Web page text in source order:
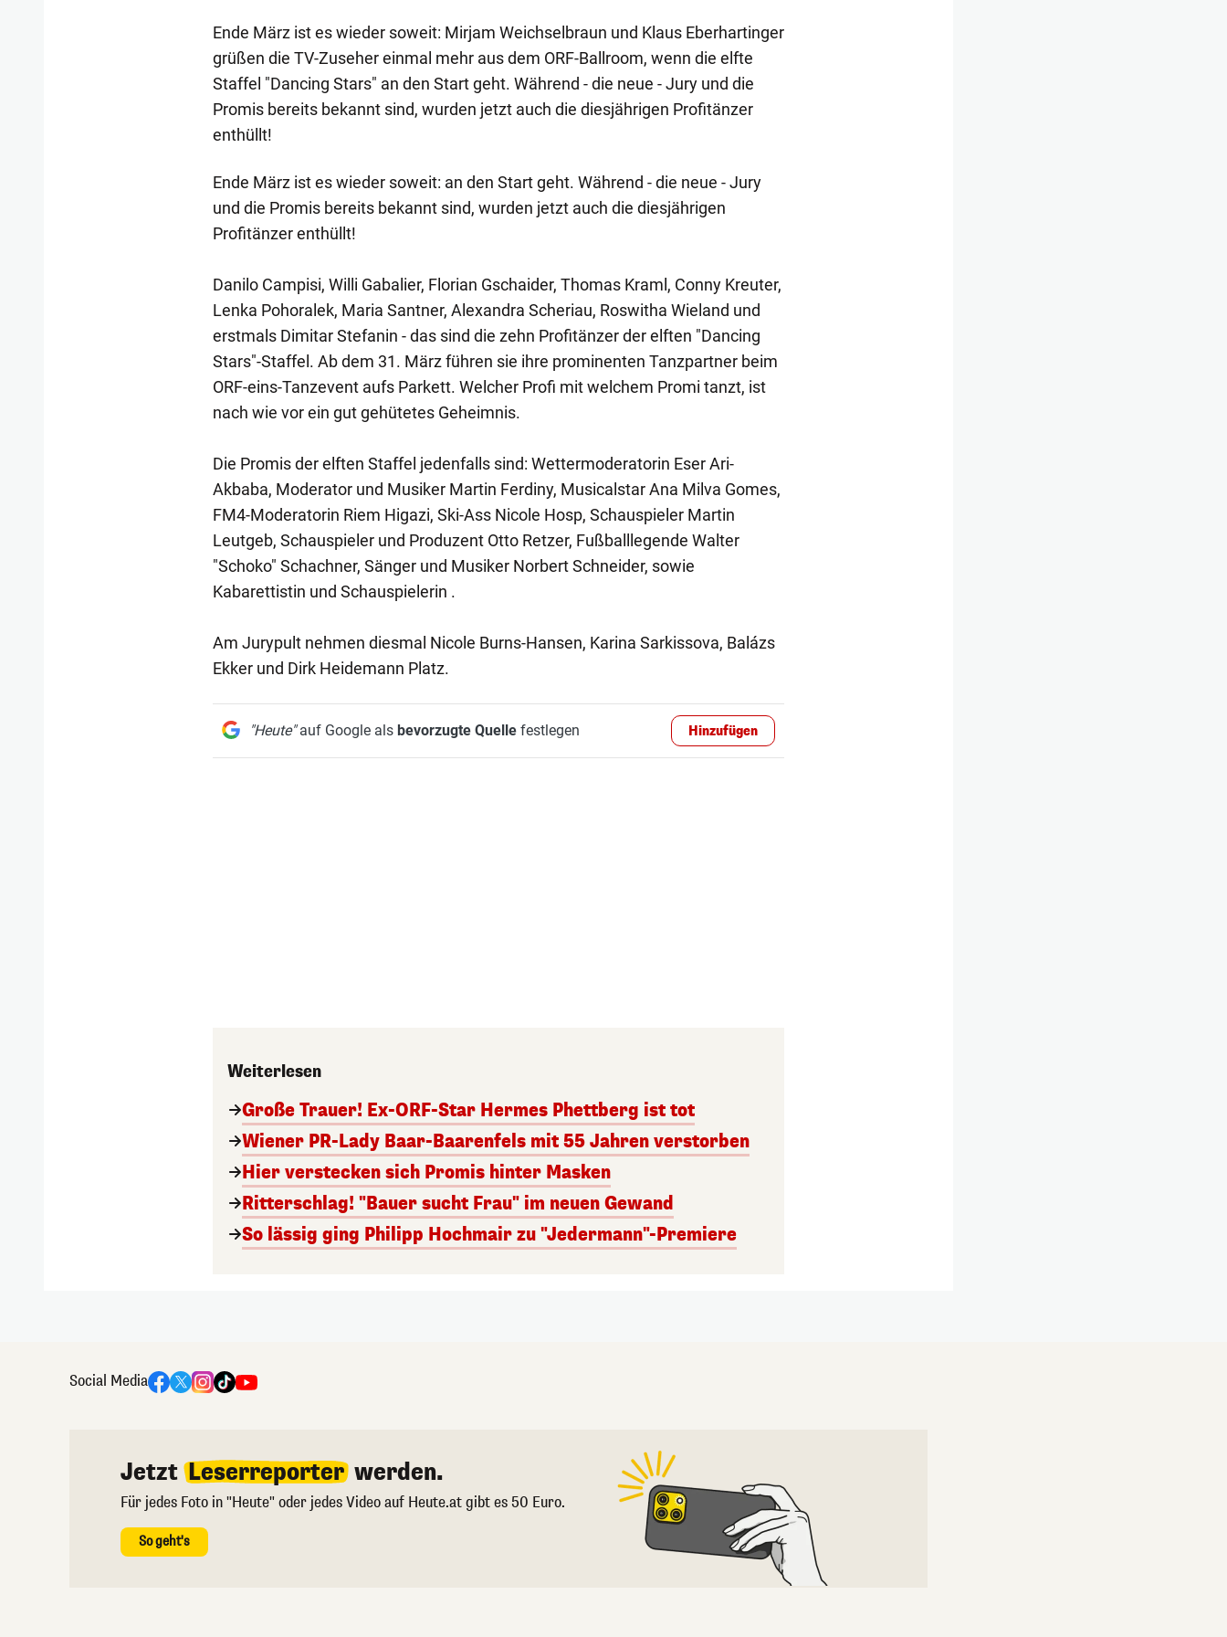
Ende März ist es wieder soweit: Mirjam Weichselbraun und Klaus Eberhartinger
grüßen die TV-Zuseher einmal mehr aus dem ORF-Ballroom, wenn die elfte
Staffel "Dancing Stars" an den Start geht. Während - die neue - Jury und die
Promis bereits bekannt sind, wurden jetzt auch die diesjährigen Profitänzer
enthüllt!
Ende März ist es wieder soweit: an den Start geht. Während - die neue - Jury
und die Promis bereits bekannt sind, wurden jetzt auch die diesjährigen
Profitänzer enthüllt!
Danilo Campisi, Willi Gabalier, Florian Gschaider, Thomas Kraml, Conny Kreuter,
Lenka Pohoralek, Maria Santner, Alexandra Scheriau, Roswitha Wieland und
erstmals Dimitar Stefanin - das sind die zehn Profitänzer der elften "Dancing
Stars"-Staffel. Ab dem 31. März führen sie ihre prominenten Tanzpartner beim
ORF-eins-Tanzevent aufs Parkett. Welcher Profi mit welchem Promi tanzt, ist
nach wie vor ein gut gehütetes Geheimnis.
Die Promis der elften Staffel jedenfalls sind: Wettermoderatorin Eser Ari-
Akbaba, Moderator und Musiker Martin Ferdiny, Musicalstar Ana Milva Gomes,
FM4-Moderatorin Riem Higazi, Ski-Ass Nicole Hosp, Schauspieler Martin
Leutgeb, Schauspieler und Produzent Otto Retzer, Fußballlegende Walter
"Schoko" Schachner, Sänger und Musiker Norbert Schneider, sowie
Kabarettistin und Schauspielerin .
Am Jurypult nehmen diesmal Nicole Burns-Hansen, Karina Sarkissova, Balázs
Ekker und Dirk Heidemann Platz.
"Heute"auf Google als bevorzugte Quellefestlegen Hinzufügen
Weiterlesen
Große Trauer! Ex-ORF-Star Hermes Phettberg ist tot
Wiener PR-Lady Baar-Baarenfels mit 55 Jahren verstorben
Hier verstecken sich Promis hinter Masken
Ritterschlag! "Bauer sucht Frau" im neuen Gewand
So lässig ging Philipp Hochmair zu "Jedermann"-Premiere
Social Media
Jetzt Leserreporter werden.
Für jedes Foto in "Heute" oder jedes Video auf Heute.at gibt es 50 Euro.
So geht's